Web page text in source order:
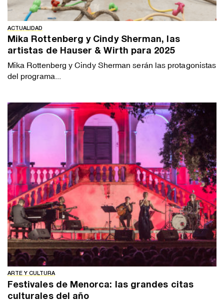
ACTUALIDAD
Mika Rottenberg y Cindy Sherman, las
artistas de Hauser & Wirth para 2025
Mika Rottenberg y Cindy Sherman serán las protagonistas
del programa...
ARTE Y CULTURA
Festivales de Menorca: las grandes citas
culturales del año